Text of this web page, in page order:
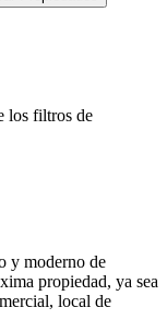
los filtros de
y moderno de
propiedad, ya sea
local de